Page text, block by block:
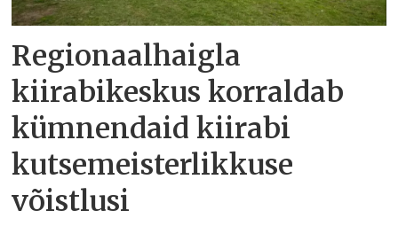
Regionaalhaigla
kiirabikeskus korraldab
kümnendaid kiirabi
kutsemeisterlikkuse
võistlusi